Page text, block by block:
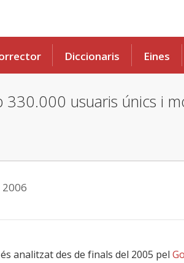
Diccionaris Eines
330.000 usuaris únics i
analitzat des de finals del 2005 pel